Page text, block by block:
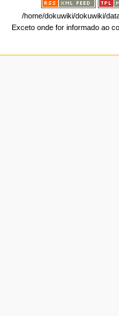
/home/dokuwiki/dokuwiki/
Exceto onde for informado ao